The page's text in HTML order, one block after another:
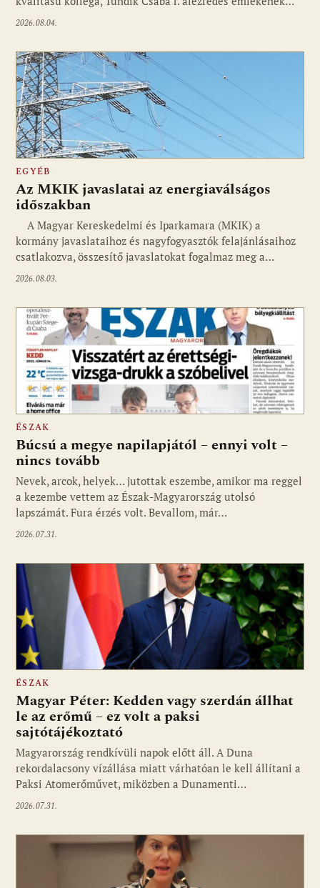
2026.08.04.
EGYÉB
Az MKIK javaslatai az energiaválságos
időszakban
A Magyar Kereskedelmi és Iparkamara (MKIK) a
kormány javaslataihoz és nagyfogyasztók felajánlásaihoz
csatlakozva, összesítő javaslatokat fogalmaz meg a…
2026.08.03.
ÉSZAK
Búcsú a megye napilapjától – ennyi volt –
nincs tovább
Nevek, arcok, helyek… jutottak eszembe, amikor ma reggel
a kezembe vettem az Észak-Magyarország utolsó
lapszámát. Fura érzés volt. Bevallom, már…
2026.07.31.
ÉSZAK
Magyar Péter: Kedden vagy szerdán állhat
le az erőmű – ez volt a paksi
sajtótájékoztató
Magyarország rendkívüli napok előtt áll. A Duna
rekordalacsony vízállása miatt várhatóan le kell állítani a
Paksi Atomerőművet, miközben a Dunamenti…
2026.07.31.